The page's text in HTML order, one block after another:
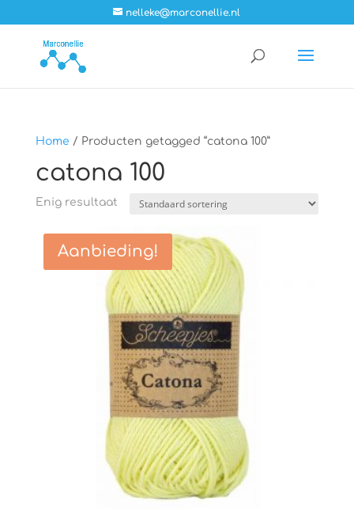
nelleke@marconellie.nl
Home / Producten getagged “catona 100”
catona 100
Enig resultaat
Aanbieding!